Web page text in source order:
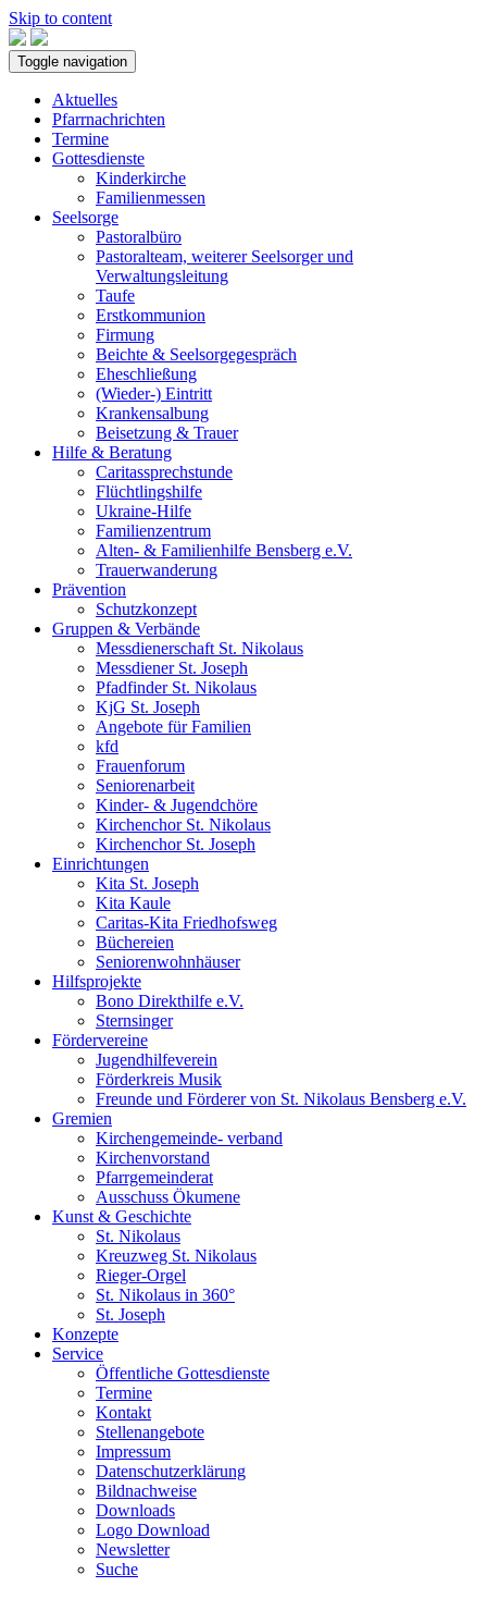
Skip to content
Toggle navigation
Aktuelles
Pfarrnachrichten
Termine
Gottesdienste
Kinderkirche
Familienmessen
Seelsorge
Pastoralbüro
Pastoralteam, weiterer Seelsorger und
Verwaltungsleitung
Taufe
Erstkommunion
Firmung
Beichte & Seelsorgegespräch
Eheschließung
(Wieder-) Eintritt
Krankensalbung
Beisetzung & Trauer
Hilfe & Beratung
Caritassprechstunde
Flüchtlingshilfe
Ukraine-Hilfe
Familienzentrum
Alten- & Familienhilfe Bensberg e.V.
Trauerwanderung
Prävention
Schutzkonzept
Gruppen & Verbände
Messdienerschaft St. Nikolaus
Messdiener St. Joseph
Pfadfinder St. Nikolaus
KjG St. Joseph
Angebote für Familien
kfd
Frauenforum
Seniorenarbeit
Kinder- & Jugendchöre
Kirchenchor St. Nikolaus
Kirchenchor St. Joseph
Einrichtungen
Kita St. Joseph
Kita Kaule
Caritas-Kita Friedhofsweg
Büchereien
Seniorenwohnhäuser
Hilfsprojekte
Bono Direkthilfe e.V.
Sternsinger
Fördervereine
Jugendhilfeverein
Förderkreis Musik
Freunde und Förderer von St. Nikolaus Bensberg e.V.
Gremien
Kirchengemeinde- verband
Kirchenvorstand
Pfarrgemeinderat
Ausschuss Ökumene
Kunst & Geschichte
St. Nikolaus
Kreuzweg St. Nikolaus
Rieger-Orgel
St. Nikolaus in 360°
St. Joseph
Konzepte
Service
Öffentliche Gottesdienste
Termine
Kontakt
Stellenangebote
Impressum
Datenschutzerklärung
Bildnachweise
Downloads
Logo Download
Newsletter
Suche